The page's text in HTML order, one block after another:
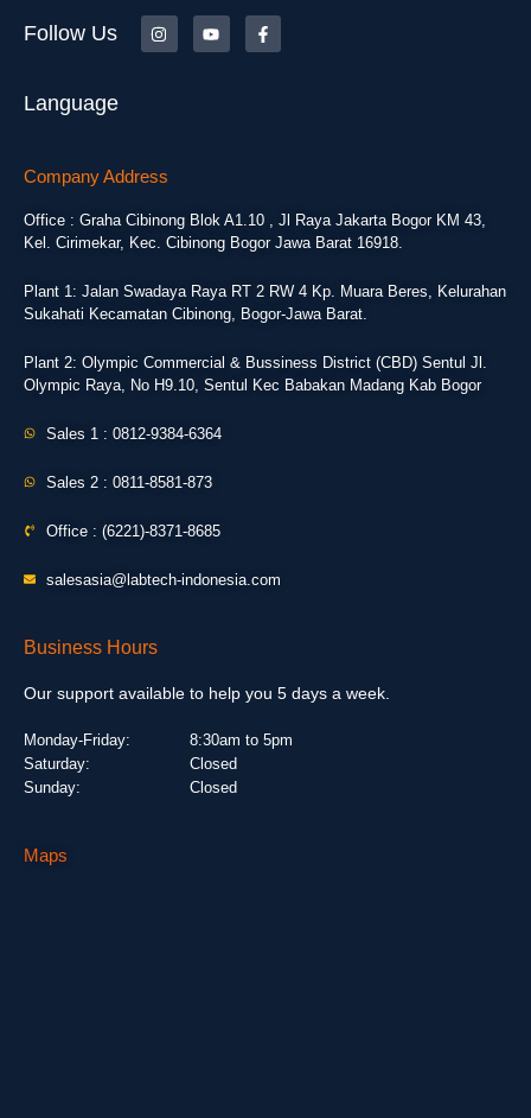
Follow Us
Language
Company Address
Office : Graha Cibinong Blok A1.10 , Jl Raya Jakarta Bogor KM 43,
Kel. Cirimekar, Kec. Cibinong Bogor Jawa Barat 16918.
Plant 1: Jalan Swadaya Raya RT 2 RW 4 Kp. Muara Beres, Kelurahan
Sukahati Kecamatan Cibinong, Bogor-Jawa Barat.
Plant 2: Olympic Commercial & Bussiness District (CBD) Sentul Jl.
Olympic Raya, No H9.10, Sentul Kec Babakan Madang Kab Bogor
Sales 1 : 0812-9384-6364
Sales 2 : 0811-8581-873
Office : (6221)-8371-8685
salesasia@labtech-indonesia.com
Business Hours
Our support available to help you 5 days a week.
Monday-Friday:
Saturday:
Sunday:
8:30am to 5pm
Closed
Closed
Maps